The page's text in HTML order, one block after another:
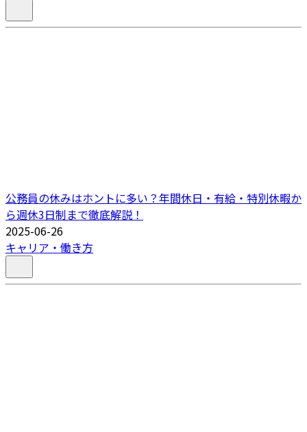
公務員の休みはホントに多い？年間休日・有給・特別休暇か
ら週休3日制まで徹底解説！
2025-06-26
キャリア・働き方